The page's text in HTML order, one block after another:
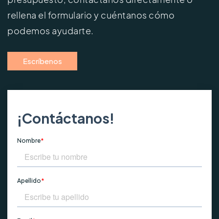
rellena el formulario y cuéntanos cómo
podemos ayudarte.
Escríbenos